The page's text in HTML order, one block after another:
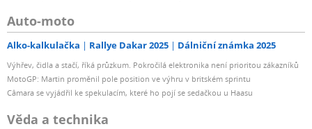
Auto-moto
Alko-kalkulačka Rallye Dakar 2025 Dálniční známka 2025
Výhřev, čidla a stačí, říká průzkum. Pokročilá elektronika není prioritou zákazníků
MotoGP: Martin proměnil pole position ve výhru v britském sprintu
Câmara se vyjádřil ke spekulacím, které ho pojí se sedačkou u Haasu
Věda a technika